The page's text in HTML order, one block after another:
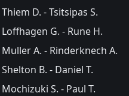
Thiem D. - Tsitsipas S.
Loffhagen G. - Rune H.
Muller A. - Rinderknech A.
Shelton B. - Daniel T.
Mochizuki S. - Paul T.